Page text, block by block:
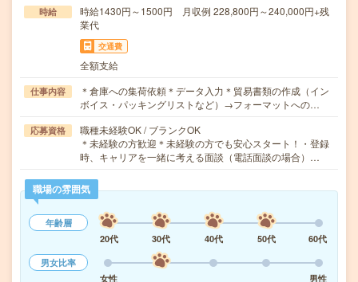
時給
時給1430円～1500円 月収例 228,800円～240,000円+残
業代
交通費
全額支給
仕事内容
＊倉庫への集荷依頼＊データ入力＊貿易書類の作成（イン
ボイス・パッキングリストなど）→フォーマットへの…
応募資格
職種未経験OK / ブランクOK
＊未経験の方歓迎＊未経験の方でも安心スタート！・登録
時、キャリアを一緒に考える面談（電話面談の場合）…
職場の雰囲気
年齢層
20代
30代 40代 50代
60代
男女比率
女性
男性